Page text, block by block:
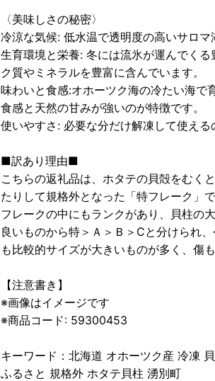
〈美味しさの秘密〉
冷涼な気候: 低水温で透明度の高いサロマ
生育環境と栄養: 冬には流氷が運んでく
ク質やミネラルを豊富に含んでいます。
味わいと食感:オホーツク海の冷たい海で
食感と天然の甘みが強いのが特徴です。
使いやすさ: 必要な分だけ解凍して使える
■訳あり理由■
こちらの返礼品は、ホタテの貝殻をむく
たりして規格外となった「特フレーク」で
フレークの中にもランクがあり、貝柱の
良いものから特＞Ａ＞Ｂ＞Cと分けられ
も比較的サイズが大きいものが多く、傷
【注意書き】
※画像はイメージです
※商品コード: 59300453
キーワード：北海道 オホーツク産 冷凍
ふるさと 規格外 ホタテ貝柱 湧別町